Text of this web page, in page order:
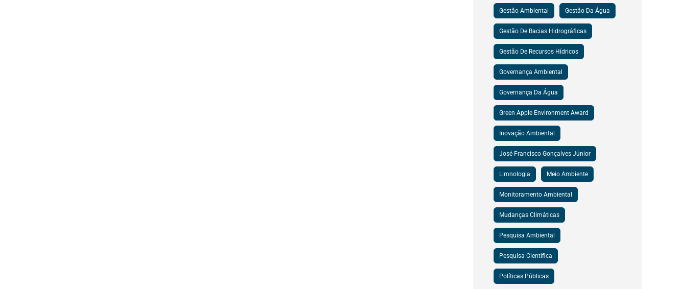
Gestão Ambiental Gestão Da Água
Gestão De Bacias Hidrográficas
Gestão De Recursos Hídricos
Governança Ambiental
Governança Da Água
Green Apple Environment Award
Inovação Ambiental
José Francisco Gonçalves Júnior
Limnologia Meio Ambiente
Monitoramento Ambiental
Mudanças Climáticas
Pesquisa Ambiental
Pesquisa Científica
Políticas Públicas